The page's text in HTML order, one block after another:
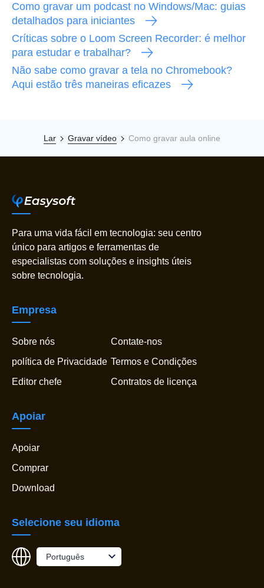
Como gravar um podcast no Windows/Mac: guias
detalhados para iniciantes
Críticas sobre o Loom Screen Recorder: é melhor
para estudar e trabalhar?
Não sabe como gravar a tela no Chromebook?
Aqui estão três maneiras eficazes
Lar Gravar vídeo Como gravar aula online
Para uma vida fácil em tecnologia: seu centro
único para artigos e ferramentas de
especialistas com soluções e insights úteis
sobre tecnologia.
Empresa
Sobre nós
Contate-nos
política de Privacidade Termos e Condições
Editor chefe
Contratos de licença
Apoiar
Apoiar
Comprar
Download
Selecione seu idioma
Português